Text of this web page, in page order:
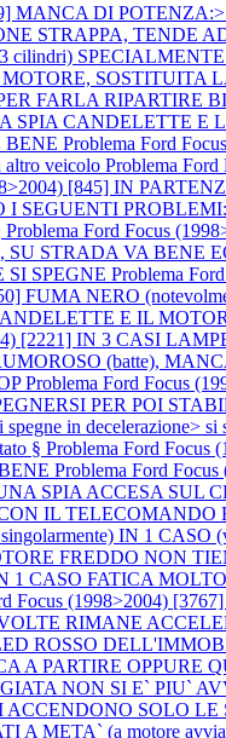
MANCA DI
STRAPPA, TENDE
cilindri) SPECIALMENTE
FARLA RIPARTIRE
CANDELETTE E
Problema Ford
altro veicolo Problema
[845] IN
I SEGUENTI
Problema Ford Focus
SU STRADA VA
SPEGNE Problema
FUMA NERO
E IL
[2221] IN 3 CASI
(batte),
Problema Ford Focus
PER POI
in decelerazione> si
§ Problema Ford
Problema Ford
SPIA ACCESA SUL
CON IL
singolarmente) IN 1
FREDDO NON
CASO FATICA
Focus (1998>2004)
RIMANE
ROSSO
A PARTIRE
NON SI E` PIU`
ACCENDONO SOLO
META` (a motore